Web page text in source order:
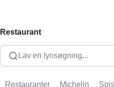
Restaurant
Lav en lynsøgning...
Restauranter Michelin